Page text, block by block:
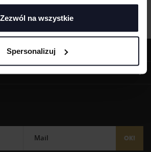
Zezwól na wszystkie
Spersonalizuj
Mail OK!